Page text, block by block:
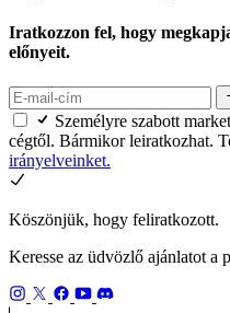
Iratkozzon fel, hogy
előnyeit.
Személyre szabott
cégtől. Bármikor leiratkozhat.
irányelveinket.
Köszönjük, hogy feliratkozott.
Keresse az üdvözlő ajánlatot a